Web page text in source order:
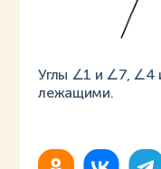
Углы ∠1 и ∠7, ∠4
лежащими.